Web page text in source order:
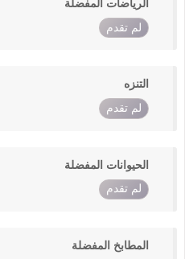
الرياضات المفضلة
لم تقدم
التنزه
لم تقدم
الحيوانات المفضلة
لم تقدم
المطابخ المفضلة